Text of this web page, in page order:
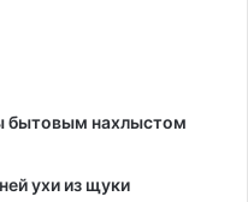
бытовым нахлыстом
ухи из щуки